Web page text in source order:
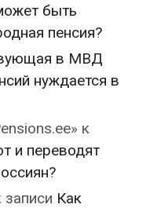
быть
пенсия?
в МВД
нуждается в
к
и переводят
записи Как